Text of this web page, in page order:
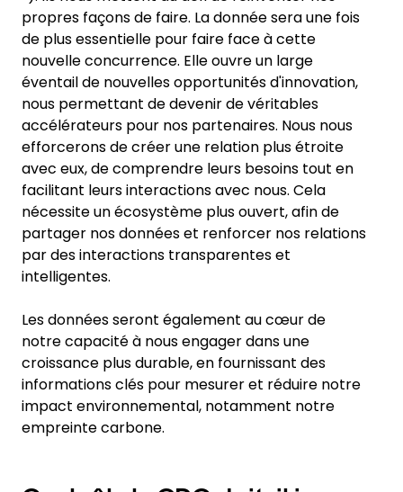
propres façons de faire. La donnée sera une fois
de plus essentielle pour faire face à cette
nouvelle concurrence. Elle ouvre un large
éventail de nouvelles opportunités d'innovation,
nous permettant de devenir de véritables
accélérateurs pour nos partenaires. Nous nous
efforcerons de créer une relation plus étroite
avec eux, de comprendre leurs besoins tout en
facilitant leurs interactions avec nous. Cela
nécessite un écosystème plus ouvert, afin de
partager nos données et renforcer nos relations
par des interactions transparentes et
intelligentes.
Les données seront également au cœur de
notre capacité à nous engager dans une
croissance plus durable, en fournissant des
informations clés pour mesurer et réduire notre
impact environnemental, notamment notre
empreinte carbone.